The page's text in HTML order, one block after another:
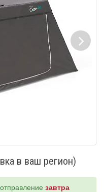
в ваш регион)
завтра